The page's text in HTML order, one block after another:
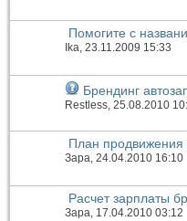
Помогите с
Ika, 23.11.2009 15:33
Брендинг
Restless, 25.08.2010
План продвижения
Зара, 24.04.2010 16:10
Расчет зарплаты
Зара, 17.04.2010 03:12